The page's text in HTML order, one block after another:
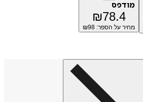
מודפס
₪78.4
מחיר על הספר: ₪ 98